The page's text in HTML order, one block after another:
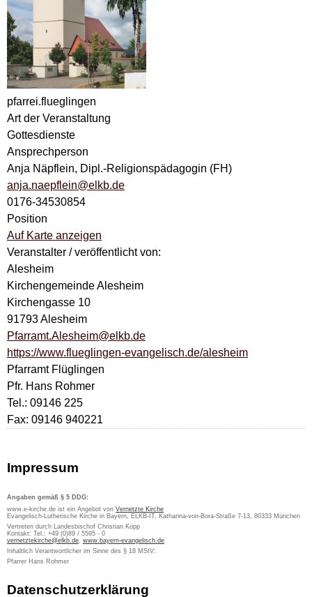
pfarrei.flueglingen
Art der Veranstaltung
Gottesdienste
Ansprechperson
Anja Näpflein, Dipl.-Religionspädagogin (FH)
anja.naepflein@elkb.de
0176-34530854
Position
Auf Karte anzeigen
Veranstalter / veröffentlicht von:
Alesheim
Kirchengemeinde Alesheim
Kirchengasse 10
91793 Alesheim
Pfarramt.Alesheim@elkb.de
https://www.flueglingen-evangelisch.de/alesheim
Pfarramt Flüglingen
Pfr. Hans Rohmer
Tel.: 09146 225
Fax: 09146 940221
Impressum
Angaben gemäß § 5 DDG:
www.e-kirche.de ist ein Angebot von Vernetzte Kirche
Evangelisch-Lutherische Kirche in Bayern, ELKB-IT, Katharina-von-Bora-Straße 7-13, 80333 München
Vertreten durch Landesbischof Christian Kopp
Kontakt: Tel.: +49 (0)89 / 5595 - 0
vernetztekirche@elkb.de, www.bayern-evangelisch.de
Inhaltlich Verantwortlicher im Sinne des § 18 MStV:
Pfarrer Hans Rohmer
Datenschutzerklärung